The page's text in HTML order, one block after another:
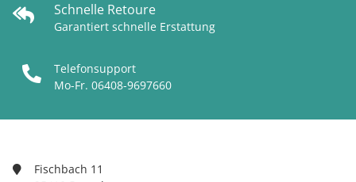
Schnelle Retoure
Garantiert schnelle Erstattung
Telefonsupport
Mo-Fr. 06408-9697660
Fischbach 11